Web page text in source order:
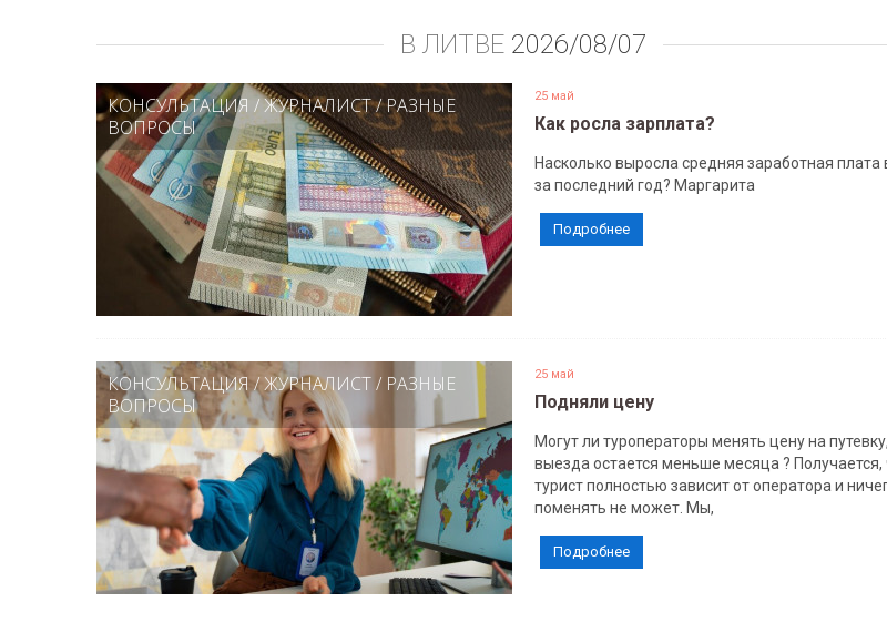
В ЛИТВЕ 2026/08/07
КОНСУЛЬТАЦИЯ /ЖУРНАЛИСТ/РАЗНЫЕ
ВОПРОСЫ
25 май
Как росла зарплата?
Насколько выросла средняя заработная плата
за последний год? Маргарита
Подробнее
КОНСУЛЬТАЦИЯ/ЖУРНАЛИСТ/ РАЗНЫЕ
ВОПРОСЫ
25 май
Подняли цену
Могут ли туроператоры менять цену на
выезда остается меньше месяца ? Получается,
турист полностью зависит от оператора и
поменять не может. Мы,
Подробнее